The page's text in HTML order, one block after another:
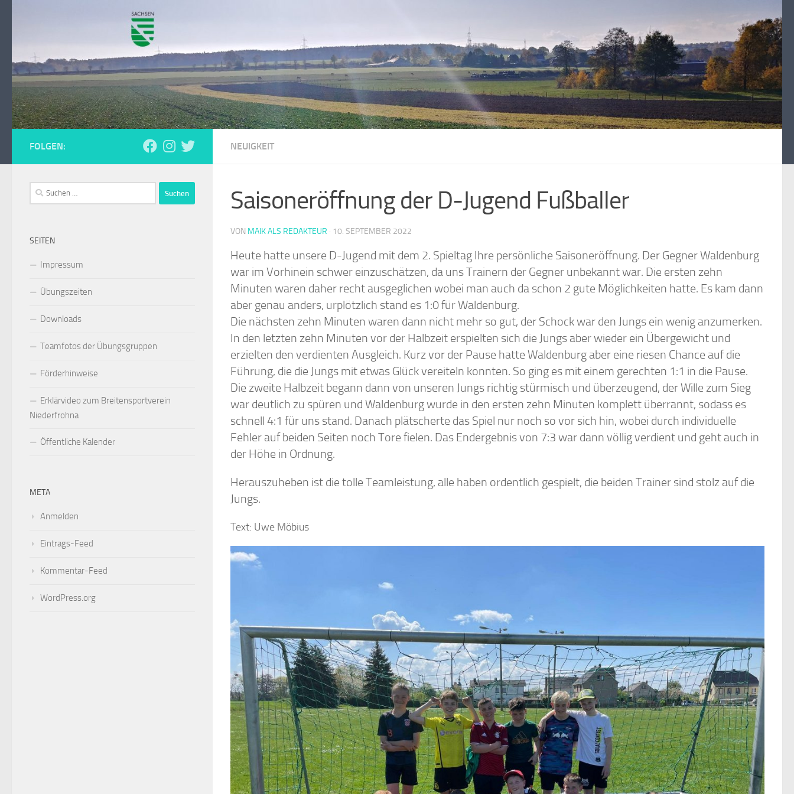
NEUIGKEIT
Saisoneröffnung der D-Jugend Fußballer
VON MAIK ALS REDAKTEUR · 10. SEPTEMBER 2022
Heute hatte unsere D-Jugend mit dem 2. Spieltag Ihre persönliche Saisoneröffnung. Der Gegner Waldenburg
war im Vorhinein schwer einzuschätzen, da uns Trainern der Gegner unbekannt war. Die ersten zehn
Minuten waren daher recht ausgeglichen wobei man auch da schon 2 gute Möglichkeiten hatte. Es kam dann
aber genau anders, urplötzlich stand es 1:0 für Waldenburg.
Die nächsten zehn Minuten waren dann nicht mehr so gut, der Schock war den Jungs ein wenig anzumerken.
In den letzten zehn Minuten vor der Halbzeit erspielten sich die Jungs aber wieder ein Übergewicht und
erzielten den verdienten Ausgleich. Kurz vor der Pause hatte Waldenburg aber eine riesen Chance auf die
Führung, die die Jungs mit etwas Glück vereiteln konnten. So ging es mit einem gerechten 1:1 in die Pause.
Die zweite Halbzeit begann dann von unseren Jungs richtig stürmisch und überzeugend, der Wille zum Sieg
war deutlich zu spüren und Waldenburg wurde in den ersten zehn Minuten komplett überrannt, sodass es
schnell 4:1 für uns stand. Danach plätscherte das Spiel nur noch so vor sich hin, wobei durch individuelle
Fehler auf beiden Seiten noch Tore fielen. Das Endergebnis von 7:3 war dann völlig verdient und geht auch in
der Höhe in Ordnung.
Herauszuheben ist die tolle Teamleistung, alle haben ordentlich gespielt, die beiden Trainer sind stolz auf die
Jungs.
Text: Uwe Möbius
FOLGEN:
Suchen
nach:
SEITEN
Impressum
Übungszeiten
Downloads
Teamfotos der Übungsgruppen
Förderhinweise
Erklärvideo zum Breitensportverein
Niederfrohna
Öffentliche Kalender
META
Anmelden
Eintrags-Feed
Kommentar-Feed
WordPress.org